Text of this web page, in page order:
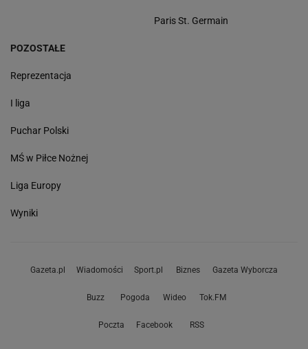
Paris St. Germain
POZOSTAŁE
Reprezentacja
I liga
Puchar Polski
MŚ w Piłce Nożnej
Liga Europy
Wyniki
Gazeta.pl Wiadomości Sport.pl Biznes Gazeta Wyborcza
Buzz Pogoda Wideo Tok.FM
Poczta Facebook RSS